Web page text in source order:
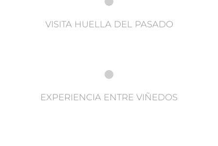
VISITA HUELLA DEL PASADO
EXPERIENCIA ENTRE VIÑEDOS